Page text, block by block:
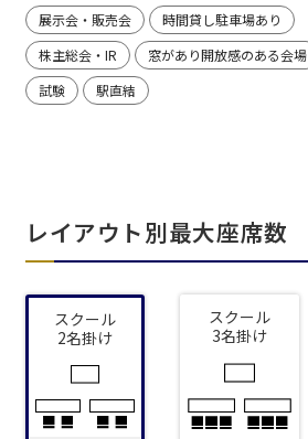
展示会・販売会
時間貸し駐車場あり
株主総会・IR
窓があり開放感のある会場
試験
駅直結
レイアウト別最大座席数
スクール
2名掛け
スクール
3名掛け